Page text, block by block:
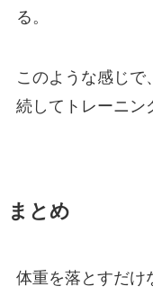
る。
このような感じで
続してトレーニン
まとめ
体重を落とすだけ